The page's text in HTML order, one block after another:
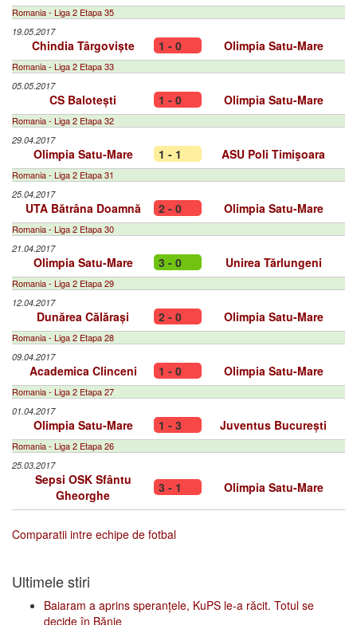
Romania - Liga 2 Etapa 35
19.05.2017
Chindia Târgoviște 1 - 0 Olimpia Satu-Mare
Romania - Liga 2 Etapa 33
05.05.2017
CS Balotești 1 - 0 Olimpia Satu-Mare
Romania - Liga 2 Etapa 32
29.04.2017
Olimpia Satu-Mare 1 - 1 ASU Poli Timişoara
Romania - Liga 2 Etapa 31
25.04.2017
UTA Bătrâna Doamnă 2 - 0 Olimpia Satu-Mare
Romania - Liga 2 Etapa 30
21.04.2017
Olimpia Satu-Mare 3 - 0 Unirea Tărlungeni
Romania - Liga 2 Etapa 29
12.04.2017
Dunărea Călărași 2 - 0 Olimpia Satu-Mare
Romania - Liga 2 Etapa 28
09.04.2017
Academica Clinceni 1 - 0 Olimpia Satu-Mare
Romania - Liga 2 Etapa 27
01.04.2017
Olimpia Satu-Mare 1 - 3 Juventus București
Romania - Liga 2 Etapa 26
25.03.2017
Sepsi OSK Sfântu
Gheorghe
3 - 1 Olimpia Satu-Mare
Comparatii intre echipe de fotbal
Ultimele stiri
Baiaram a aprins speranțele, KuPS le-a răcit. Totul se
decide în Bănie